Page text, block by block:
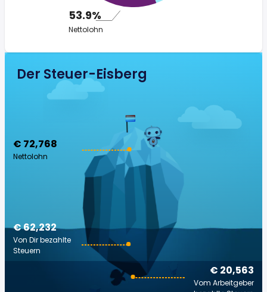
53.9%
Nettolohn
Der Steuer-Eisberg
€ 72,768
Nettolohn
€ 20,563
Vom Arbeitgeber
€ 62,232
Von Dir bezahlte
Steuern